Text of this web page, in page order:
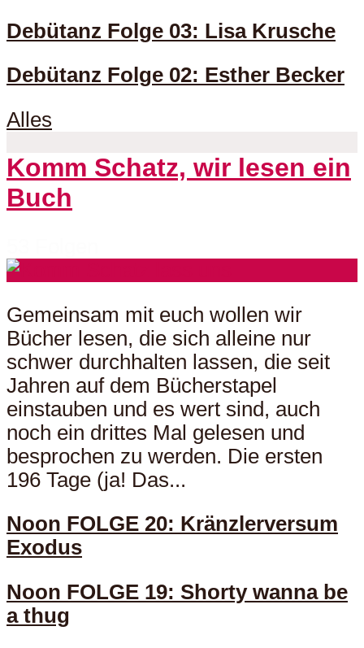
Debütanz Folge 03: Lisa Krusche
Debütanz Folge 02: Esther Becker
Alles
Komm Schatz, wir lesen ein
Buch
Gemeinsam mit euch wollen wir
Bücher lesen, die sich alleine nur
schwer durchhalten lassen, die seit
Jahren auf dem Bücherstapel
einstauben und es wert sind, auch
noch ein drittes Mal gelesen und
besprochen zu werden. Die ersten
196 Tage (ja! Das...
Noon FOLGE 20: Kränzlerversum
Exodus
Noon FOLGE 19: Shorty wanna be
a thug